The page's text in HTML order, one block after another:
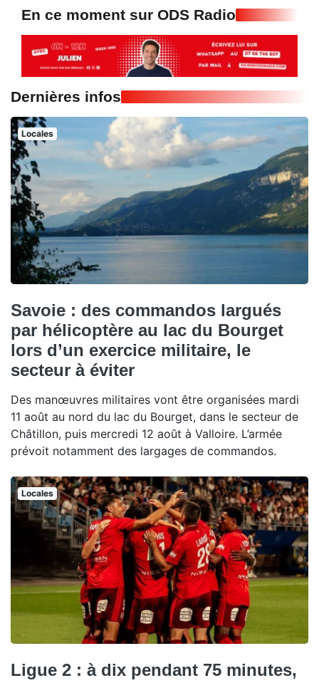
En ce moment sur ODS Radio
Dernières infos
Locales
Savoie : des commandos largués
par hélicoptère au lac du Bourget
lors d’un exercice militaire, le
secteur à éviter
Des manœuvres militaires vont être organisées mardi
11 août au nord du lac du Bourget, dans le secteur de
Châtillon, puis mercredi 12 août à Valloire. L’armée
prévoit notamment des largages de commandos.
Locales
Ligue 2 : à dix pendant 75 minutes,